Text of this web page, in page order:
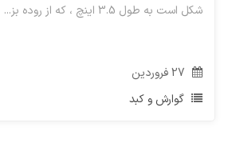
شکل است به طول 3.5 اینچ ، که از روده بز...
فروردین
گوارش و کبد